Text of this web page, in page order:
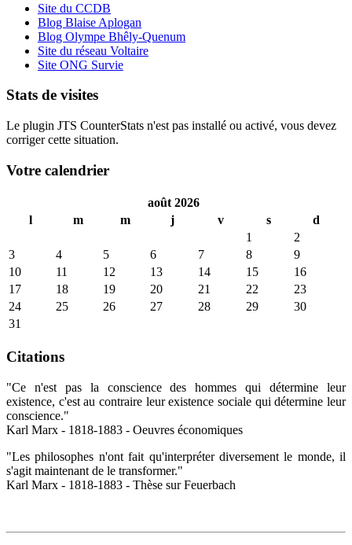
Site du CCDB
Blog Blaise Aplogan
Blog Olympe Bhêly-Quenum
Site du réseau Voltaire
Site ONG Survie
Stats de visites
Le plugin JTS CounterStats n'est pas installé ou activé, vous devez
corriger cette situation.
Votre calendrier
août 2026
l
m m j v s
d
1
2
3
4 5 6 7 8
9
10
11 12 13 14 15
16
17
18 19 20 21 22
23
24
25 26 27 28 29
30
31
Citations
"Ce n'est pas la conscience des hommes qui détermine leur
existence, c'est au contraire leur existence sociale qui détermine leur
conscience."
Karl Marx - 1818-1883 - Oeuvres économiques
"Les philosophes n'ont fait qu'interpréter diversement le monde, il
s'agit maintenant de le transformer."
Karl Marx - 1818-1883 - Thèse sur Feuerbach